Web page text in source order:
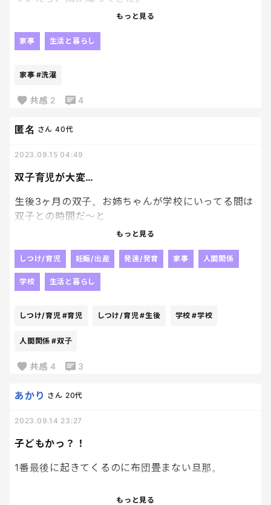
うちは、乾燥機付きの洗濯機もないし、食洗器もな
この二つがあったならば、私はどんなに幸せになれ
もっと見る
家事 生活と暮らし
家事 #洗濯
共感 2 4
双子育児が大変…
匿名 さん 40代
2023.09.15 04:49
生後3ヶ月の双子。お姉ちゃんが学校にいってる間は
双子との時間だ～と
思っていたけど、もうヘトヘトで、基本寝かせてる…
よく寝てくれて本当に助かるけど、これでいいのか…
でもお姉ちゃんが帰ってくると、嵐のようで、どうし
ても体力温存したくなる😢
双子育児、ちょっと手を抜くくらいでイイかな…？💦
もっと見る
しつけ/育児 妊娠/出産 発達/発育 家事 人間関係
学校 生活と暮らし
しつけ/育児 #育児 しつけ/育児#生後 学校 #学校
人間関係 #双子
共感 4 3
子どもかっ？！
あかり さん 20代
2023.09.14 23:27
1番最後に起きてくるのに布団畳まない旦那。
今日起きてきたときに、もっと見る